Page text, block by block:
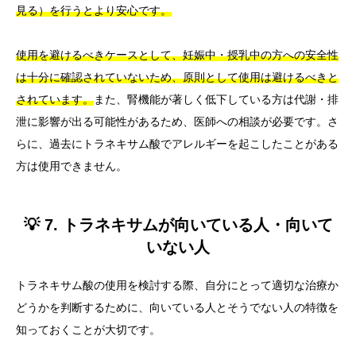
見る）を行うとより安心です。
使用を避けるべきケースとして、妊娠中・授乳中の方への安全性
は十分に確認されていないため、原則として使用は避けるべきと
されています。また、腎機能が著しく低下している方は代謝・排
泄に影響が出る可能性があるため、医師への相談が必要です。さ
らに、過去にトラネキサム酸でアレルギーを起こしたことがある
方は使用できません。
💡 7. トラネキサムが向いている人・向いて
いない人
トラネキサム酸の使用を検討する際、自分にとって適切な治療か
どうかを判断するために、向いている人とそうでない人の特徴を
知っておくことが大切です。